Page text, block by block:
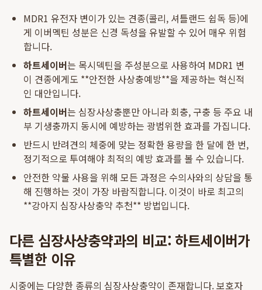
MDR1 유전자 변이가 있는 견종(콜리, 셔틀랜드 쉽독 등)에
게 이버멕틴 성분은 신경 독성을 유발할 수 있어 매우 위험
합니다.
하트세이버는 목시덱틴을 주성분으로 사용하여 MDR1 변
이 견종에게도 **안전한 사상충예방**을 제공하는 혁신적
인 대안입니다.
하트세이버는 심장사상충뿐만 아니라 회충, 구충 등 주요 내
부 기생충까지 동시에 예방하는 광범위한 효과를 가집니다.
반드시 반려견의 체중에 맞는 정확한 용량을 한 달에 한 번,
정기적으로 투여해야 최적의 예방 효과를 볼 수 있습니다.
안전한 약물 사용을 위해 모든 과정은 수의사와의 상담을 통
해 진행하는 것이 가장 바람직합니다. 이것이 바로 최고의
**강아지 심장사상충약 추천** 방법입니다.
다른 심장사상충약과의 비교: 하트세이버가
특별한 이유
시중에는 다양한 종류의 심장사상충약이 존재합니다. 보호자